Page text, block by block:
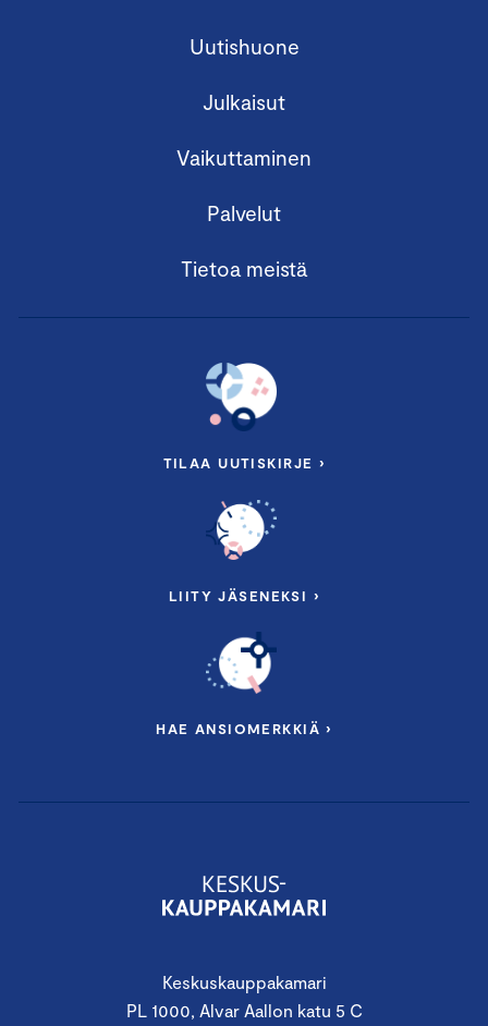
Keskuskauppakamari
PL 1000, Alvar Aallon katu 5 C
Uutishuone
Julkaisut
Vaikuttaminen
Palvelut
Tietoa meistä
TILAA UUTISKIRJE ›
LIITY JÄSENEKSI ›
HAE ANSIOMERKKIÄ ›